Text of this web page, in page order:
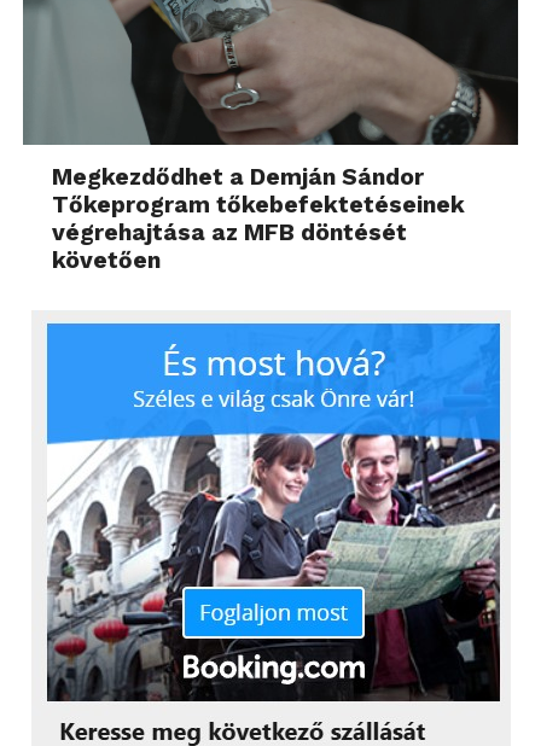
Megkezdődhet a Demján Sándor
Tőkeprogram tőkebefektetéseinek
végrehajtása az MFB döntését
követően